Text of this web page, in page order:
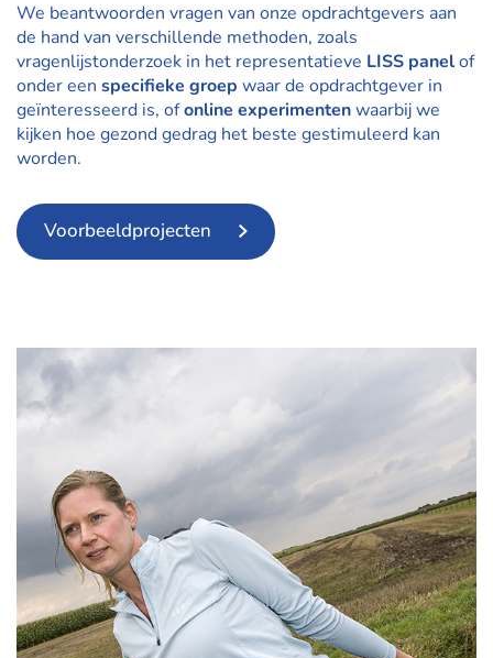
We beantwoorden vragen van onze opdrachtgevers aan
de hand van verschillende methoden, zoals
vragenlijstonderzoek in het representatieve LISS panelof
onder een specifieke groep waar de opdrachtgever in
geïnteresseerd is, ofonline experimentenwaarbij we
kijken hoe gezond gedrag het beste gestimuleerd kan
worden.
Voorbeeldprojecten